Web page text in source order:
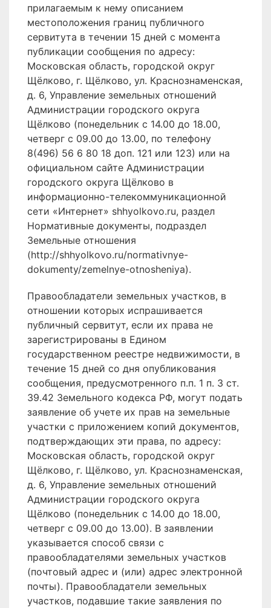
прилагаемым к нему описанием
местоположения границ публичного
сервитута в течении 15 дней с момента
публикации сообщения по адресу:
Московская область, городской округ
Щёлково, г. Щёлково, ул. Краснознаменская,
д. 6, Управление земельных отношений
Администрации городского округа
Щёлково (понедельник с 14.00 до 18.00,
четверг с 09.00 до 13.00, по телефону
8(496) 56 6 80 18 доп. 121 или 123) или на
официальном сайте Администрации
городского округа Щёлково в
информационно-телекоммуникационной
сети «Интернет» shhyolkovo.ru, раздел
Нормативные документы, подраздел
Земельные отношения
(http://shhyolkovo.ru/normativnye-
dokumenty/zemelnye-otnosheniya).
Правообладатели земельных участков, в
отношении которых испрашивается
публичный сервитут, если их права не
зарегистрированы в Едином
государственном реестре недвижимости, в
течение 15 дней со дня опубликования
сообщения, предусмотренного п.п. 1 п. 3 ст.
39.42 Земельного кодекса РФ, могут подать
заявление об учете их прав на земельные
участки с приложением копий документов,
подтверждающих эти права, по адресу:
Московская область, городской округ
Щёлково, г. Щёлково, ул. Краснознаменская,
д. 6, Управление земельных отношений
Администрации городского округа
Щёлково (понедельник с 14.00 до 18.00,
четверг с 09.00 до 13.00). В заявлении
указывается способ связи с
правообладателями земельных участков
(почтовый адрес и (или) адрес электронной
почты). Правообладатели земельных
участков, подавшие такие заявления по